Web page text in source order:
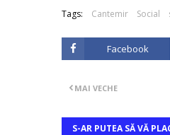
Tags: Cantemir Social
Facebook
MAI VECHE
S-AR PUTEA SĂ VĂ